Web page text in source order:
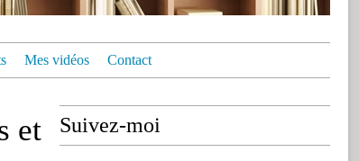
Mes vidéos Contact
et
Suivez-moi